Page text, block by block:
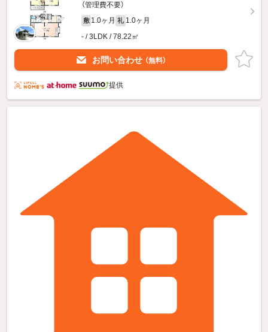
（管理費不要）
敷 1.0ヶ月 礼 1.0ヶ月
- / 3LDK / 78.22㎡
お問い合わせ （無料）
提供